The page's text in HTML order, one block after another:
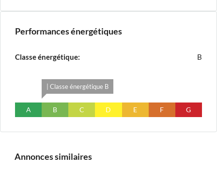
Performances énergétiques
Classe énergétique: B
A
| Classe énergétique B
B C D E F G
Annonces similaires